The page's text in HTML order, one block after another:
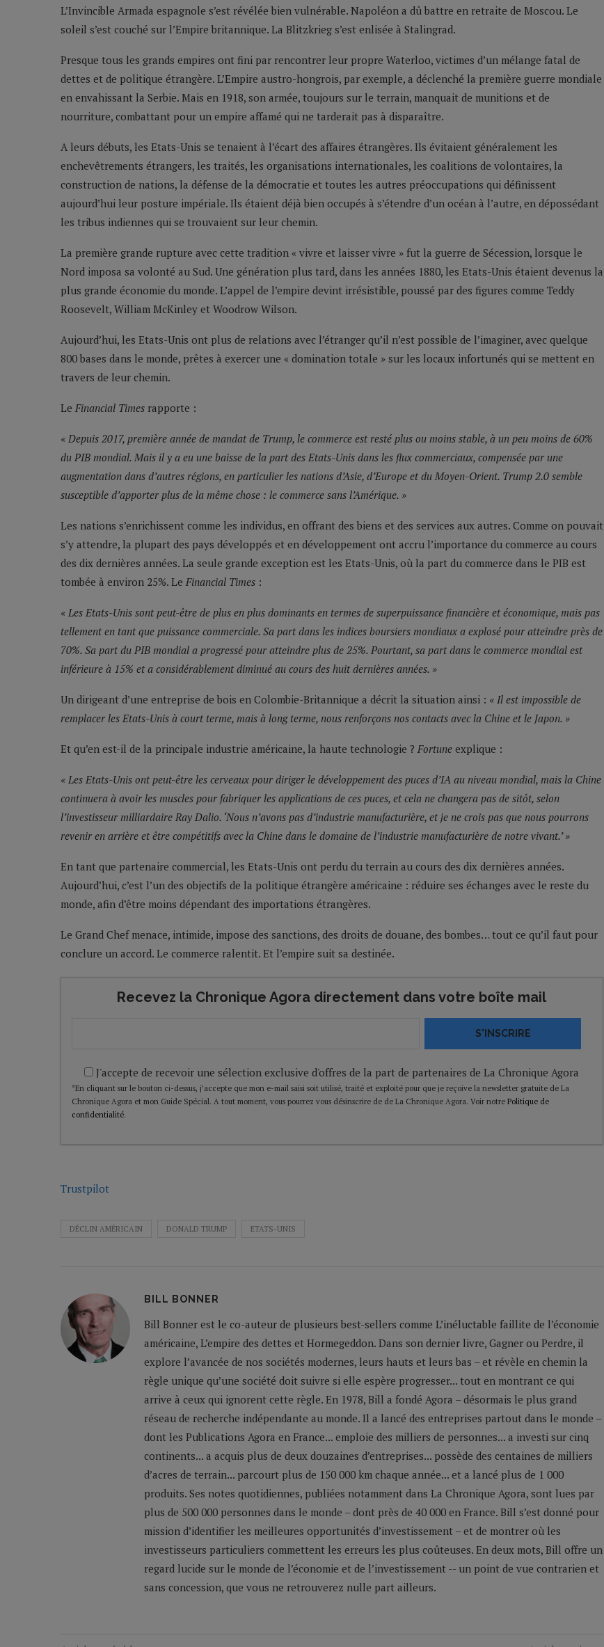
L’Invincible Armada espagnole s’est révélée bien vulnérable. Napoléon a dû battre en retraite de Moscou. Le
soleil s’est couché sur l’Empire britannique. La Blitzkrieg s’est enlisée à Stalingrad.
Presque tous les grands empires ont fini par rencontrer leur propre Waterloo, victimes d’un mélange fatal de
dettes et de politique étrangère. L’Empire austro-hongrois, par exemple, a déclenché la première guerre mondiale
en envahissant la Serbie. Mais en 1918, son armée, toujours sur le terrain, manquait de munitions et de
nourriture, combattant pour un empire affamé qui ne tarderait pas à disparaître.
A leurs débuts, les Etats-Unis se tenaient à l’écart des affaires étrangères. Ils évitaient généralement les
enchevêtrements étrangers, les traités, les organisations internationales, les coalitions de volontaires, la
construction de nations, la défense de la démocratie et toutes les autres préoccupations qui définissent
aujourd’hui leur posture impériale. Ils étaient déjà bien occupés à s’étendre d’un océan à l’autre, en dépossédant
les tribus indiennes qui se trouvaient sur leur chemin.
La première grande rupture avec cette tradition « vivre et laisser vivre » fut la guerre de Sécession, lorsque le
Nord imposa sa volonté au Sud. Une génération plus tard, dans les années 1880, les Etats-Unis étaient devenus la
plus grande économie du monde. L’appel de l’empire devint irrésistible, poussé par des figures comme Teddy
Roosevelt, William McKinley et Woodrow Wilson.
Aujourd’hui, les Etats-Unis ont plus de relations avec l’étranger qu’il n’est possible de l’imaginer, avec quelque
800 bases dans le monde, prêtes à exercer une « domination totale » sur les locaux infortunés qui se mettent en
travers de leur chemin.
Le Financial Times rapporte :
« Depuis 2017, première année de mandat de Trump, le commerce est resté plus ou moins stable, à un peu moins de 60%
du PIB mondial. Mais il y a eu une baisse de la part des Etats-Unis dans les flux commerciaux, compensée par une
augmentation dans d’autres régions, en particulier les nations d’Asie, d’Europe et du Moyen-Orient. Trump 2.0 semble
susceptible d’apporter plus de la même chose : le commerce sans l’Amérique. »
Les nations s’enrichissent comme les individus, en offrant des biens et des services aux autres. Comme on pouvait
s’y attendre, la plupart des pays développés et en développement ont accru l’importance du commerce au cours
des dix dernières années. La seule grande exception est les Etats-Unis, où la part du commerce dans le PIB est
tombée à environ 25%. Le Financial Times :
« Les Etats-Unis sont peut-être de plus en plus dominants en termes de superpuissance financière et économique, mais pas
tellement en tant que puissance commerciale. Sa part dans les indices boursiers mondiaux a explosé pour atteindre près de
70%. Sa part du PIB mondial a progressé pour atteindre plus de 25%. Pourtant, sa part dans le commerce mondial est
inférieure à 15% et a considérablement diminué au cours des huit dernières années. »
Un dirigeant d’une entreprise de bois en Colombie-Britannique a décrit la situation ainsi : « Il est impossible de
remplacer les Etats-Unis à court terme, mais à long terme, nous renforçons nos contacts avec la Chine et le Japon. »
Et qu’en est-il de la principale industrie américaine, la haute technologie ? Fortune explique :
« Les Etats-Unis ont peut-être les cerveaux pour diriger le développement des puces d’IA au niveau mondial, mais la Chine
continuera à avoir les muscles pour fabriquer les applications de ces puces, et cela ne changera pas de sitôt, selon
l’investisseur milliardaire Ray Dalio. ‘Nous n’avons pas d’industrie manufacturière, et je ne crois pas que nous pourrons
revenir en arrière et être compétitifs avec la Chine dans le domaine de l’industrie manufacturière de notre vivant.’ »
En tant que partenaire commercial, les Etats-Unis ont perdu du terrain au cours des dix dernières années.
Aujourd’hui, c’est l’un des objectifs de la politique étrangère américaine : réduire ses échanges avec le reste du
monde, afin d’être moins dépendant des importations étrangères.
Le Grand Chef menace, intimide, impose des sanctions, des droits de douane, des bombes… tout ce qu’il faut pour
conclure un accord. Le commerce ralentit. Et l’empire suit sa destinée.
Recevez la Chronique Agora directement dans votre boîte mail
S'INSCRIRE
J'accepte de recevoir une sélection exclusive d'offres de la part de partenaires de La Chronique Agora
*En cliquant sur le bouton ci-dessus, j’accepte que mon e-mail saisi soit utilisé, traité et exploité pour que je reçoive la newsletter gratuite de La
Chronique Agora et mon Guide Spécial. A tout moment, vous pourrez vous désinscrire de de La Chronique Agora. Voir notre Politique de
confidentialité.
Trustpilot
DÉCLIN AMÉRICAIN DONALD TRUMP ETATS-UNIS
BILL BONNER
Bill Bonner est le co-auteur de plusieurs best-sellers comme L’inéluctable faillite de l’économie
américaine, L’empire des dettes et Hormegeddon. Dans son dernier livre, Gagner ou Perdre, il
explore l’avancée de nos sociétés modernes, leurs hauts et leurs bas – et révèle en chemin la
règle unique qu’une société doit suivre si elle espère progresser... tout en montrant ce qui
arrive à ceux qui ignorent cette règle. En 1978, Bill a fondé Agora – désormais le plus grand
réseau de recherche indépendante au monde. Il a lancé des entreprises partout dans le monde –
dont les Publications Agora en France... emploie des milliers de personnes... a investi sur cinq
continents... a acquis plus de deux douzaines d’entreprises... possède des centaines de milliers
d’acres de terrain... parcourt plus de 150 000 km chaque année... et a lancé plus de 1 000
produits. Ses notes quotidiennes, publiées notamment dans La Chronique Agora, sont lues par
plus de 500 000 personnes dans le monde – dont près de 40 000 en France. Bill s’est donné pour
mission d’identifier les meilleures opportunités d’investissement – et de montrer où les
investisseurs particuliers commettent les erreurs les plus coûteuses. En deux mots, Bill offre un
regard lucide sur le monde de l’économie et de l’investissement -- un point de vue contrarien et
sans concession, que vous ne retrouverez nulle part ailleurs.